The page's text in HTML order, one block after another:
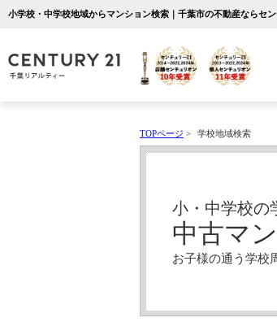
小学校・中学校地域からマンション検索｜千葉市の不動産ならセ
TOPページ > 学校地域検索
小・中学校の
中古マ
お子様の通う学校